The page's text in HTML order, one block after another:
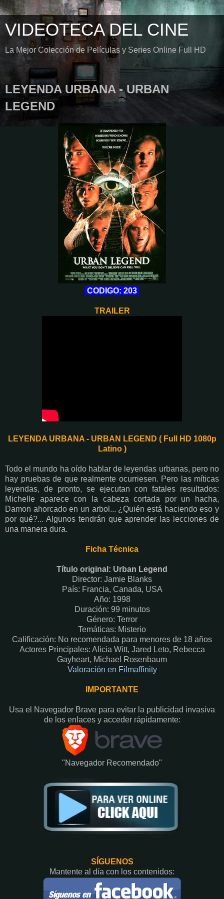
VIDEOTECA DEL CINE
La Mejor Colección de Películas y Series Online Full HD
LEYENDA URBANA - URBAN
LEGEND
CODIGO: 203
TRAILER
LEYENDA URBANA - URBAN LEGEND ( Full HD 1080p
Latino )
Todo el mundo ha oído hablar de leyendas urbanas, pero no
hay pruebas de que realmente ocurriesen. Pero las míticas
leyendas, de pronto, se ejecutan con fatales resultados:
Michelle aparece con la cabeza cortada por un hacha,
Damon ahorcado en un arbol... ¿Quién está haciendo eso y
por qué?... Algunos tendrán que aprender las lecciones de
una manera dura.
Ficha Técnica
Título original: Urban Legend
Director: Jamie Blanks
País: Francia, Canada, USA
Año: 1998
Duración: 99 minutos
Género: Terror
Temáticas: Misterio
Calificación: No recomendada para menores de 18 años
Actores Principales: Alicia Witt, Jared Leto, Rebecca
Gayheart, Michael Rosenbaum
Valoración en Filmaffinity
IMPORTANTE
Usa el Navegador Brave para evitar la publicidad invasiva
de los enlaces y acceder rápidamente:​
"Navegador Recomendado"
SÍGUENOS
Mantente al día con los contenidos: